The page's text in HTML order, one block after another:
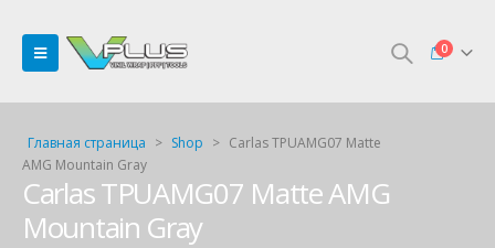
0
Главная страница > Shop > Carlas TPUAMG07 Matte
AMG Mountain Gray
Carlas TPUAMG07 Matte AMG
Mountain Gray